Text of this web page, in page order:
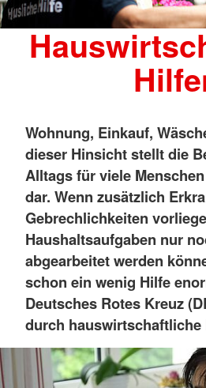
Wohnung, Einkauf,
dieser Hinsicht stellt die
Alltags für viele
dar. Wenn zusätzlich
Gebrechlichkeiten
Haushaltsaufgaben nur
abgearbeitet werden
schon ein wenig Hilfe
Deutsches Rotes Kreuz
durch hauswirtschaftliche